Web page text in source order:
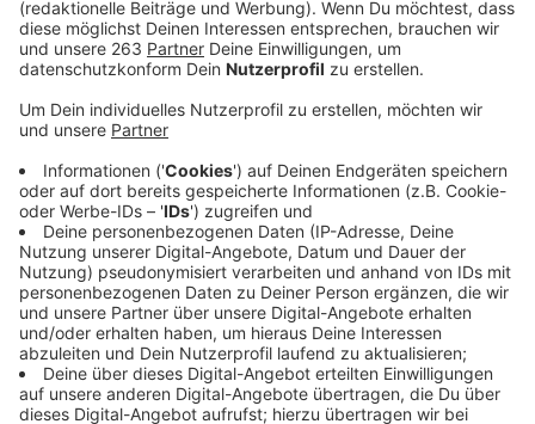
„Wandern für die Andern“ startet der Spendenlauf
um 13:00 Uhr an der katholischen "Heilig Kreuz-
Kirche" am Stockweg in Weidenau und führt über
Breitenbach bis nach Deuz; zurück geht es am
(5 km, 10 km und 15 km) sind ausgeschildert.
Veröffentlicht:Sonntag, 03.04.2022 10:02
Anzeige
Ab 12:00 Uhr kann man sich im Gemeindehaus hinter
der "Heilig-Kreuz-Kirche" anmelden, um 13:00 Uhr ist